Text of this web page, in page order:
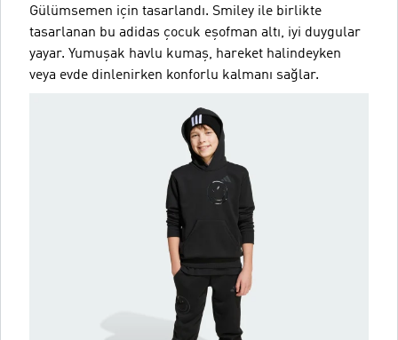
Gülümsemen için tasarlandı. Smiley ile birlikte
tasarlanan bu adidas çocuk eşofman altı, iyi duygular
yayar. Yumuşak havlu kumaş, hareket halindeyken
veya evde dinlenirken konforlu kalmanı sağlar.